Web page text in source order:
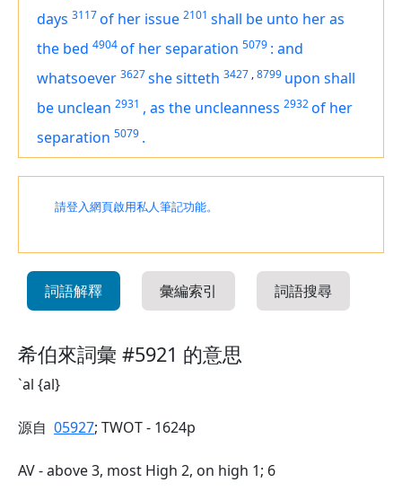
days 3117of her issue 2101 shall be unto her as
the bed 4904of her separation 5079 : and
whatsoever 3627she sitteth 3427 ,8799 upon shall
be unclean 2931 , as the uncleanness 2932of her
separation 5079 .
請登入網頁啟用私人筆記功能。
詞語解釋 彙編索引 詞語搜尋
希伯來詞彙 #5921 的意思
`al {al}
源自 05927; TWOT - 1624p
AV - above 3, most High 2, on high 1; 6